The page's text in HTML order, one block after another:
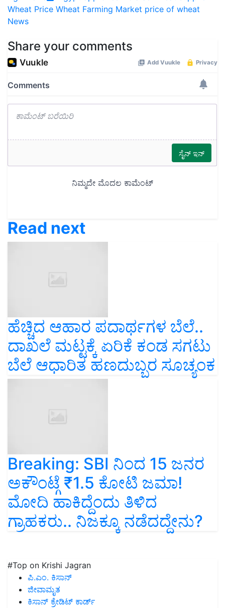
Wheat Price Wheat Farming Market price of wheat
News
Share your comments
Read next
ಹೆಚ್ಚಿದ ಆಹಾರ ಪದಾರ್ಥಗಳ ಬೆಲೆ..
ದಾಖಲೆ ಮಟ್ಟಕ್ಕೆ ಏರಿಕೆ ಕಂಡ ಸಗಟು
ಬೆಲೆ ಆಧಾರಿತ ಹಣದುಬ್ಬರ ಸೂಚ್ಯಂಕ
Breaking: SBI ನಿಂದ 15 ಜನರ
ಅಕೌಂಟ್ಗೆ ₹1.5 ಕೋಟಿ ಜಮಾ!
ಮೋದಿ ಹಾಕಿದ್ದೆಂದು ತಿಳಿದ
ಗ್ರಾಹಕರು.. ನಿಜಕ್ಕೂ ನಡೆದದ್ದೇನು?
#Top on Krishi Jagran
ಪಿ.ಎಂ. ಕಿಸಾನ್
ಜೀವಾಮೃತ
ಕಿಸಾನ್ ಕ್ರೇಡಿಟ್ ಕಾರ್ಡ್